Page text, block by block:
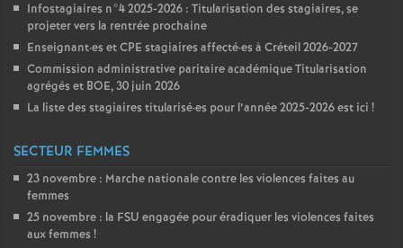
Infostagiaires n°4 2025-2026 : Titularisation des stagiaires, se
projeter vers la rentrée prochaine
Enseignant·es etCPE stagiaires affecté·es à Créteil 2026-2027
Commission administrative paritaire académique Titularisation
agrégés et BOE, 30 juin 2026
La liste des stagiaires titularisé·es pour l’année 2025-2026 est ici !
SECTEUR FEMMES
23 novembre : Marche nationale contre les violences faites au
femmes
25 novembre : la FSU engagée pour éradiquer les violences faites
aux femmes !